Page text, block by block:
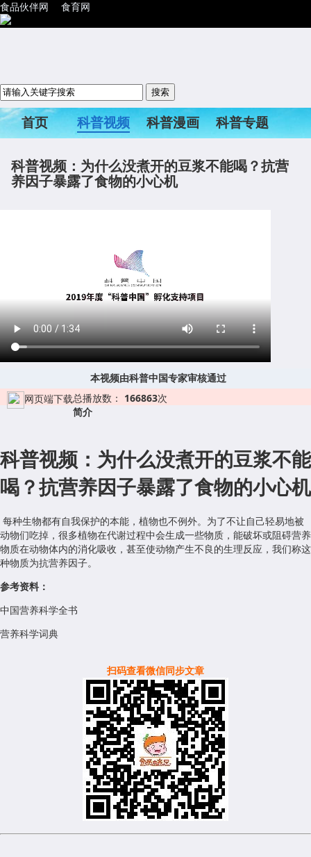
食品伙伴网 食育网
首页 科普视频 科普漫画
科普专题
科普视频：为什么没煮开的豆浆不能喝？抗营
养因子暴露了食物的小心机
本视频由科普中国专家审核通过
网页端下载总播放数： 166863次
简介
科普视频：为什么没煮开的豆浆不能
喝？抗营养因子暴露了食物的小心机
每种生物都有自我保护的本能，植物也不例外。为了不让自己轻易地被
动物们吃掉，很多植物在代谢过程中会生成一些物质，能破坏或阻碍营养
物质在动物体内的消化吸收，甚至使动物产生不良的生理反应，我们称这
种物质为抗营养因子。
参考资料：
中国营养科学全书
营养科学词典
扫码查看微信同步文章